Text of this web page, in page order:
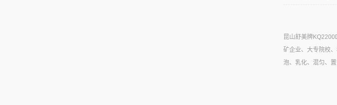
昆山舒美牌
矿企业、大专院校
泡、乳化、混匀、